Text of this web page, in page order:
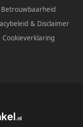
Betrouwbaarheid
& Disclaimer
Cookieverklaring